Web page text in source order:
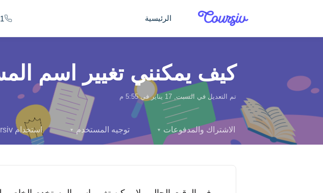
الرئيسية
كيف يمكنني تغيير اسم
تم التعديل في السبت, 17 يناير في 5:55 م
الاشتراك والمدفوعات ▼ توجيه المستخدم ▼ استخدام Coursiv